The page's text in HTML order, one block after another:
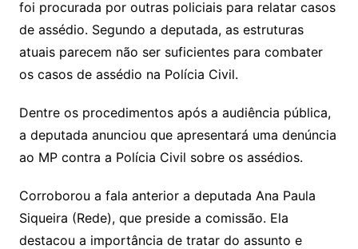
foi procurada por outras policiais para relatar casos
de assédio. Segundo a deputada, as estruturas
atuais parecem não ser suficientes para combater
os casos de assédio na Polícia Civil.
Dentre os procedimentos após a audiência pública,
a deputada anunciou que apresentará uma denúncia
ao MP contra a Polícia Civil sobre os assédios.
Corroborou a fala anterior a deputada Ana Paula
Siqueira (Rede), que preside a comissão. Ela
destacou a importância de tratar do assunto e